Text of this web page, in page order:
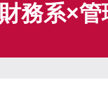
務系×